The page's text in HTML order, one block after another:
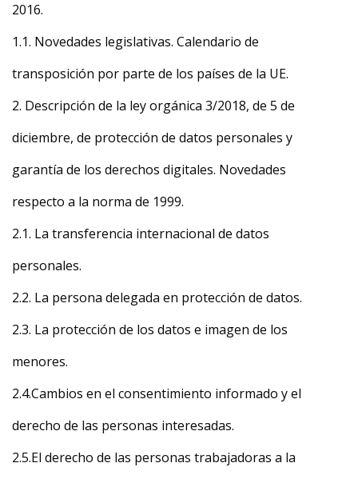
2016.
1.1. Novedades legislativas. Calendario de
transposición por parte de los países de la UE.
2. Descripción de la ley orgánica 3/2018, de 5 de
diciembre, de protección de datos personales y
garantía de los derechos digitales. Novedades
respecto a la norma de 1999.
2.1. La transferencia internacional de datos
personales.
2.2. La persona delegada en protección de datos.
2.3. La protección de los datos e imagen de los
menores.
2.4.Cambios en el consentimiento informado y el
derecho de las personas interesadas.
2.5.El derecho de las personas trabajadoras a la